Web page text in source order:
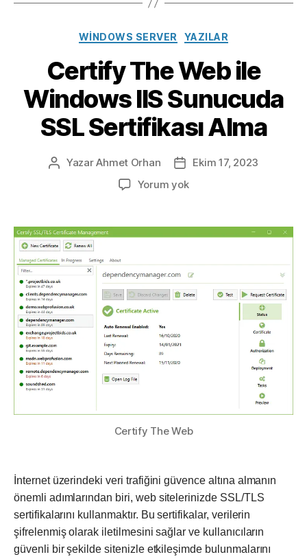
Kategoriler
WINDOWS SERVER YAZILAR
Certify The Web ile
Windows IIS Sunucuda
SSL Sertifikası Alma
Yazının
YazarAhmet Orhan
Yazı
tarihi
Ekim 17, 2023
Yorum yokCertify
ile
Sunucuda
SSL
Sertifikası
Certify The Web
İnternet üzerindeki veri trafiğini güvence altına almanın
önemli adımlarından biri, web sitelerinizde SSL/TLS
sertifikalarını kullanmaktır. Bu sertifikalar, verilerin
şifrelenmiş olarak iletilmesini sağlar ve kullanıcıların
güvenli bir şekilde sitenizle etkileşimde bulunmalarını